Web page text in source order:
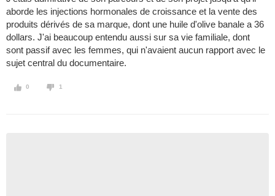
aborde les injections hormonales de croissance et la vente des
produits dérivés de sa marque, dont une huile d'olive banale a 36
dollars. J'ai beaucoup entendu aussi sur sa vie familiale, dont
sont passif avec les femmes, qui n'avaient aucun rapport avec le
sujet central du documentaire.
0 1